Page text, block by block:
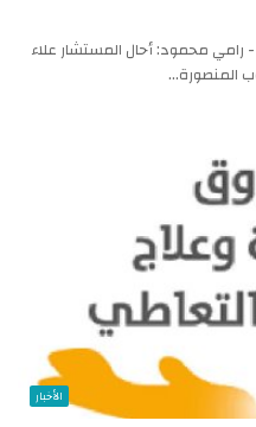
2021 الدقهلية - رامي محمود: أحال المستشار علاء
المنصورة…
الأخبار